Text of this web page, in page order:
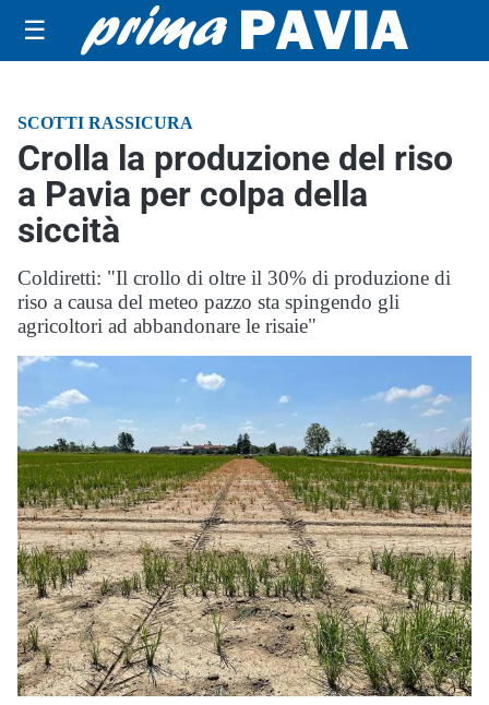
☰
SCOTTI RASSICURA
Crolla la produzione del riso
a Pavia per colpa della
siccità
Coldiretti: "Il crollo di oltre il 30% di produzione di
riso a causa del meteo pazzo sta spingendo gli
agricoltori ad abbandonare le risaie"